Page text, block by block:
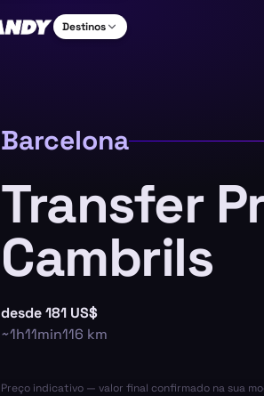
Destinos
Barcelona
Transfer
Cambrils
desde181 US$
~1h11min116 km
Preço indicativo — valor final confirmado na sua